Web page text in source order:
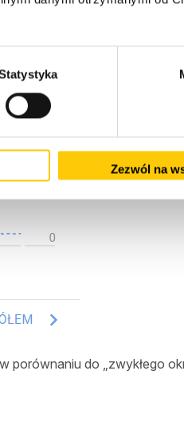
Zezwól na
do „zwykłego